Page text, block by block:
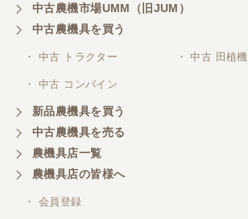
岐阜県／横倉林
ありがとうございます
岐阜県／横倉林
ありがとうございます
岐阜県／横倉林
中古農機市場UMM（旧JUM）
中古農機具を買う
・ 中古 トラクター ・ 中古 田植機
・ 中古 コンバイン
新品農機具を買う
中古農機具を売る
農機具店一覧
農機具店の皆様へ
・ 会員登録